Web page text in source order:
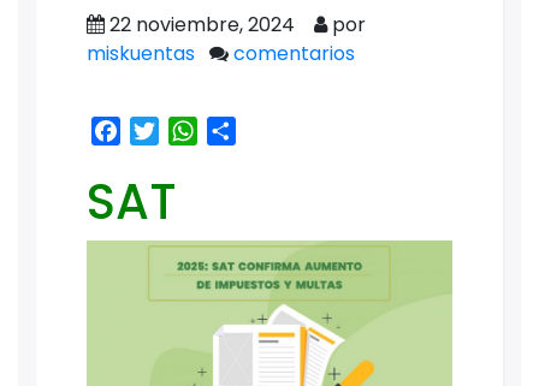
22 noviembre, 2024
por
miskuentas
comentarios
Facebook
TwitterWhatsApp
SAT